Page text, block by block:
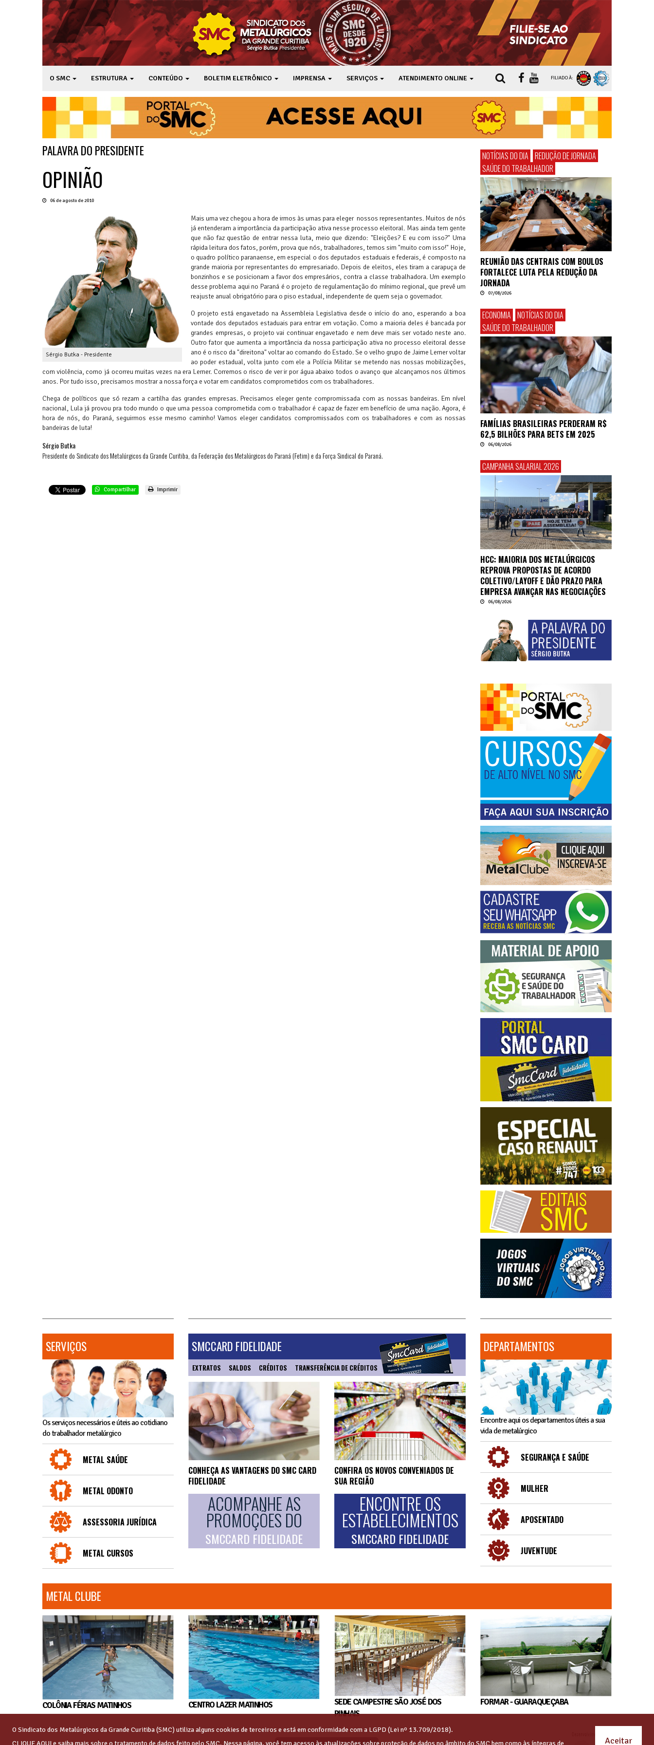
O SMC ESTRUTURA CONTEÚDO BOLETIM ELETRÔNICO IMPRENSA SERVIÇOS ATENDIMENTO ONLINE FILIADO À:
PALAVRA DO PRESIDENTE
OPINIÃO
06 de agosto de 2010
Sérgio Butka - Presidente
Mais uma vez chegou a hora de irmos às urnas para eleger nossos representantes. Muitos de nós
já entenderam a importância da participação ativa nesse processo eleitoral. Mas ainda tem gente
que não faz questão de entrar nessa luta, meio que dizendo: "Eleições? E eu com isso?" Uma
rápida leitura dos fatos, porém, prova que nós, trabalhadores, temos sim "muito com isso!" Hoje,
o quadro político paranaense, em especial o dos deputados estaduais e federais, é composto na
grande maioria por representantes do empresariado. Depois de eleitos, eles tiram a carapuça de
bonzinhos e se posicionam a favor dos empresários, contra a classe trabalhadora. Um exemplo
desse problema aqui no Paraná é o projeto de regulamentação do mínimo regional, que prevê um
reajuste anual obrigatório para o piso estadual, independente de quem seja o governador.
O projeto está engavetado na Assembleia Legislativa desde o início do ano, esperando a boa
vontade dos deputados estaduais para entrar em votação. Como a maioria deles é bancada por
grandes empresas, o projeto vai continuar engavetado e nem deve mais ser votado neste ano.
Outro fator que aumenta a importância da nossa participação ativa no processo eleitoral desse
ano é o risco da "direitona" voltar ao comando do Estado. Se o velho grupo de Jaime Lerner voltar
ao poder estadual, volta junto com ele a Polícia Militar se metendo nas nossas mobilizações,
com violência, como já ocorreu muitas vezes na era Lerner. Corremos o risco de ver ir por água abaixo todos o avanço que alcançamos nos últimos
anos. Por tudo isso, precisamos mostrar a nossa força e votar em candidatos comprometidos com os trabalhadores.
Chega de políticos que só rezam a cartilha das grandes empresas. Precisamos eleger gente compromissada com as nossas bandeiras. Em nível
nacional, Lula já provou pra todo mundo o que uma pessoa comprometida com o trabalhador é capaz de fazer em benefício de uma nação. Agora, é
hora de nós, do Paraná, seguirmos esse mesmo caminho! Vamos eleger candidatos compromissados com os trabalhadores e com as nossas
bandeiras de luta!
Sérgio Butka
Presidente do Sindicato dos Metalúrgicos da Grande Curitiba, da Federação dos Metalúrgicos do Paraná (Fetim) e da Força Sindical do Paraná.
Compartilhar Imprimir
NOTÍCIAS DO DIA REDUÇÃO DE JORNADA
SAÚDE DO TRABALHADOR
REUNIÃO DAS CENTRAIS COM BOULOS
FORTALECE LUTA PELA REDUÇÃO DA
JORNADA
07/08/2026
ECONOMIA NOTÍCIAS DO DIA
SAÚDE DO TRABALHADOR
FAMÍLIAS BRASILEIRAS PERDERAM R$
62,5 BILHÕES PARA BETS EM 2025
06/08/2026
CAMPANHA SALARIAL 2026
HCC: MAIORIA DOS METALÚRGICOS
REPROVA PROPOSTAS DE ACORDO
COLETIVO/LAYOFF E DÃO PRAZO PARA
EMPRESA AVANÇAR NAS NEGOCIAÇÕES
06/08/2026
SERVIÇOS
Os serviços necessários e úteis ao cotidiano
do trabalhador metalúrgico
METAL SAÚDE
METAL ODONTO
ASSESSORIA JURÍDICA
METAL CURSOS
SMCCARD FIDELIDADE
EXTRATOS SALDOS CRÉDITOS TRANSFERÊNCIA DE CRÉDITOS
CONHEÇA AS VANTAGENS DO SMC CARD
FIDELIDADE
ACOMPANHE AS
PROMOÇÕES DO
SMCCARD FIDELIDADE
CONFIRA OS NOVOS CONVENIADOS DE
SUA REGIÃO
ENCONTRE OS
ESTABELECIMENTOS
SMCCARD FIDELIDADE
DEPARTAMENTOS
Encontre aqui os departamentos úteis a sua
vida de metalúrgico
SEGURANÇA E SAÚDE
MULHER
APOSENTADO
JUVENTUDE
METAL CLUBE
COLÔNIA FÉRIAS MATINHOS CENTRO LAZER MATINHOS
SEDE CAMPESTRE SÃO JOSÉ DOS
PINHAIS
FORMAR - GUARAQUEÇABA
O Sindicato dos Metalúrgicos da Grande Curitiba (SMC) utiliza alguns cookies de terceiros e está em conformidade com a LGPD (Lei nº 13.709/2018).
CLIQUE AQUIe saiba mais sobre o tratamento de dados feito pelo SMC. Nessa página, você tem acesso às atualizações sobre proteção de dados no âmbito do SMC bem como às íntegras de Aceitar